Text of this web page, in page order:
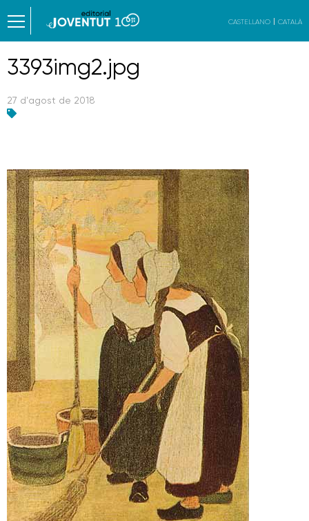
CASTELLANO CATALÀ
3393img2.jpg
27 d'agost de 2018